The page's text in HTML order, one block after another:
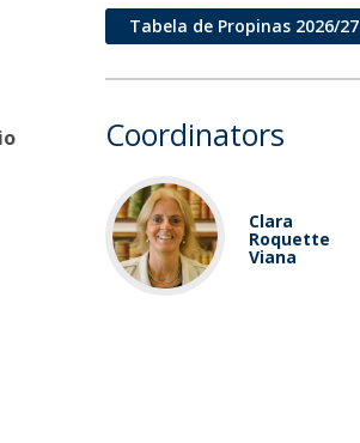
Tabela de Propinas 2026/27
Coordinators
Clara
Roquette
Viana